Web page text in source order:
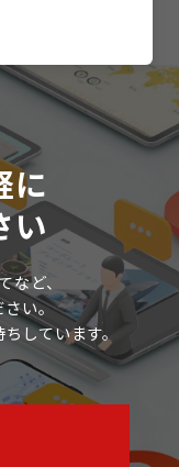
に
い
など、
さい。
しています。